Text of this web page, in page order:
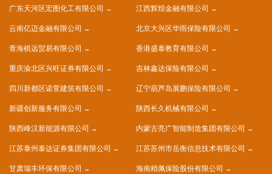
广东天河区宏图化工有限公司 江西辉煌金融有限公司
云南亿迈金融有限公司 北京大兴区华雨保险有限公司
青海棋远贸易有限公司 香港盛泰教育有限公司
重庆渝北区兴旺证券有限公司 吉林鑫达保险有限公司
四川新都区诺萱建筑有限公司 辽宁葫芦岛展鹏保险有限公司
新疆创新服务有限公司 陕西长久机械有限公司
陕西峰汉新能源有限公司 内蒙古亮广智能制造集团有限公司
江苏泰州泰达证券集团有限公司 江苏苏州市岳衡信息技术有限公司
甘肃瑞丰环保有限公司 海南精佩保险股份有限公司